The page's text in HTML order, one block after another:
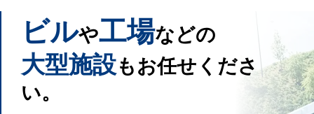
ビルや工場などの
大型施設もお任せくださ
い。